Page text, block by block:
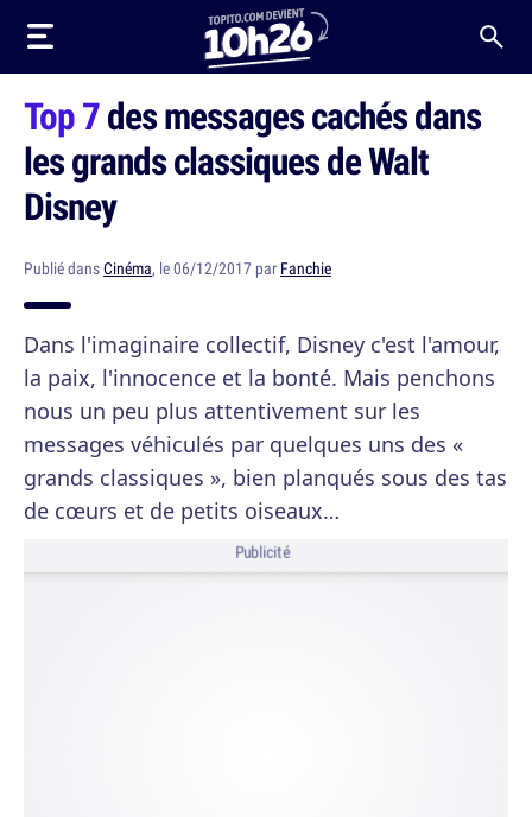
Top 7des messages cachés dans
les grands classiques de Walt
Disney
Publié dansCinéma, le 06/12/2017 par Fanchie
Dans l'imaginaire collectif, Disney c'est l'amour,
la paix, l'innocence et la bonté. Mais penchons
nous un peu plus attentivement sur les
messages véhiculés par quelques uns des «
grands classiques », bien planqués sous des tas
de cœurs et de petits oiseaux…
Publicité